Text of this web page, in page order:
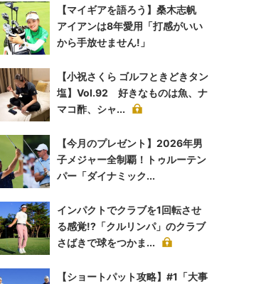
【マイギアを語ろう】桑木志帆
アイアンは8年愛用「打感がいい
から手放せません!」
【小祝さくら ゴルフときどきタン
塩】Vol.92 好きなものは魚、ナ
マコ酢、シャ...
【今月のプレゼント】2026年男
子メジャー全制覇！トゥルーテン
パー「ダイナミック...
インパクトでクラブを1回転させ
る感覚!?「クルリンパ」のクラブ
さばきで球をつかま...
【ショートパット攻略】#1「大事